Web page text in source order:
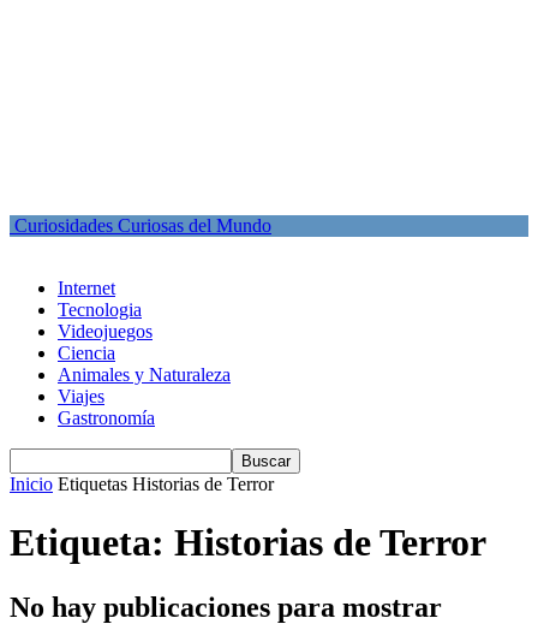
Curiosidades Curiosas del Mundo
Internet
Tecnologia
Videojuegos
Ciencia
Animales y Naturaleza
Viajes
Gastronomía
Inicio Etiquetas Historias de Terror
Etiqueta: Historias de Terror
No hay publicaciones para mostrar